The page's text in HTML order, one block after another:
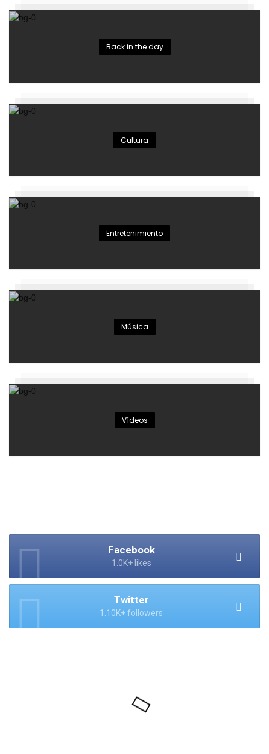
Back in the day
Cultura
Entretenimiento
Música
Vídeos
Facebook
1.0K+ likes
Twitter
1.10K+ followers